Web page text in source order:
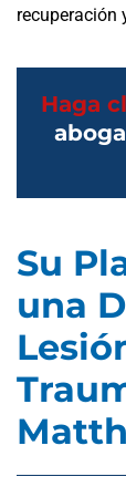
recuperación
Haga
Su
una